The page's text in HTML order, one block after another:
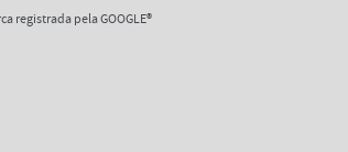
registrada pela GOOGLE®